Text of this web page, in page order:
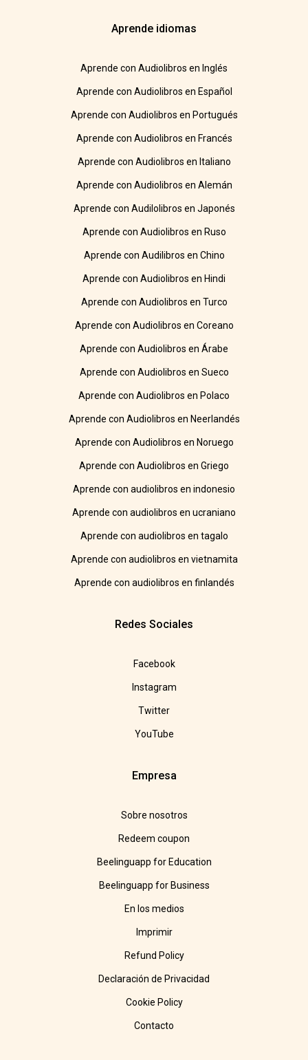
Aprende idiomas
Aprende con Audiolibros en Inglés
Aprende con Audiolibros en Español
Aprende con Audiolibros en Portugués
Aprende con Audiolibros en Francés
Aprende con Audiolibros en Italiano
Aprende con Audiolibros en Alemán
Aprende con Audilolibros en Japonés
Aprende con Audiolibros en Ruso
Aprende con Audilibros en Chino
Aprende con Audiolibros en Hindi
Aprende con Audiolibros en Turco
Aprende con Audiolibros en Coreano
Aprende con Audiolibros en Árabe
Aprende con Audiolibros en Sueco
Aprende con Audiolibros en Polaco
Aprende con Audiolibros en Neerlandés
Aprende con Audiolibros en Noruego
Aprende con Audiolibros en Griego
Aprende con audiolibros en indonesio
Aprende con audiolibros en ucraniano
Aprende con audiolibros en tagalo
Aprende con audiolibros en vietnamita
Aprende con audiolibros en finlandés
Redes Sociales
Facebook
Instagram
Twitter
YouTube
Empresa
Sobre nosotros
Redeem coupon
Beelinguapp for Education
Beelinguapp for Business
En los medios
Imprimir
Refund Policy
Declaración de Privacidad
Cookie Policy
Contacto